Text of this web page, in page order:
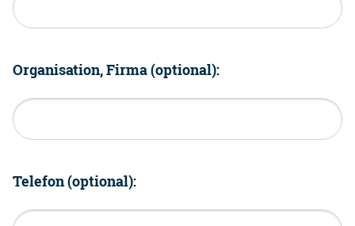
Organisation, Firma (optional):
Telefon (optional):